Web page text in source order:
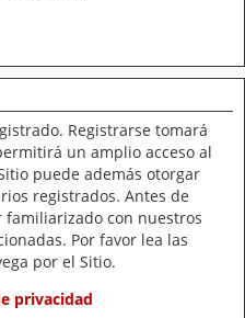
Registrarse tomará
un amplio acceso al
puede además otorgar
registrados. Antes de
familiarizado con nuestros
Por favor lea las
por el Sitio.
privacidad